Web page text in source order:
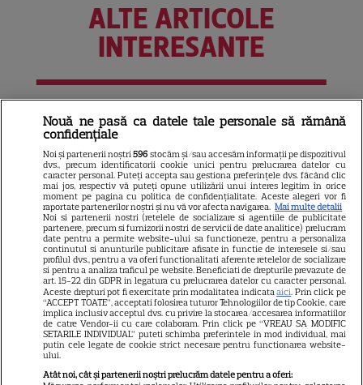
ALTE ARTICOLE
INTERESANTE
16
NETFLIX
Noutăți Netflix în august 2026:
Robert De Niro, „Nosferatu” și
noile sezoane din „Outer
Banks” și „Un veac de
singurătate”
14
VEDETE STRĂINE
Sean Astin din „Stăpânul
Inelelor” a fost nevoit să își
vândă casa din cauza
salariului mic: Câți bani a
primit de fapt
Nouă ne pasă ca datele tale personale să rămână
confidențiale
Noi și partenerii noștri596 stocăm și/sau accesăm informații pe dispozitivul
dvs., precum identificatorii cookie unici pentru prelucrarea datelor cu
caracter personal. Puteți accepta sau gestiona preferințele dvs. făcând clic
mai jos, respectiv vă puteți opune utilizării unui interes legitim în orice
moment pe pagina cu politica de confidențialitate. Aceste alegeri vor fi
raportate partenerilor noștri și nu vă vor afecta navigarea. Mai multe detalii
Noi si partenerii nostri (retelele de socializare si agentiile de publicitate
partenere, precum si furnizorii nostri de servicii de date analitice) prelucram
date pentru a permite website-ului sa functioneze, pentru a personaliza
continutul si anunturile publicitare afisate in functie de interesele si/sau
profilul dvs., pentru a va oferi functionalitati aferente retelelor de socializare
si pentru a analiza traficul pe website. Beneficiati de drepturile prevazute de
art. 15-22 din GDPR in legatura cu prelucrarea datelor cu caracter personal.
Aceste drepturi pot fi exercitate prin modalitatea indicataaici. Prin click pe
“ACCEPT TOATE”, acceptati folosirea tuturor Tehnologiilor de tip Cookie, care
implica inclusiv acceptul dvs. cu privire la stocarea/accesarea informatiilor
de catre Vendor-ii cu care colaboram. Prin click pe “VREAU SA MODIFIC
SETARILE INDIVIDUAL” puteti schimba preferintele in mod individual, mai
putin cele legate de cookie strict necesare pentru functionarea website-
ului.
Atât noi, cât și partenerii noștri prelucrăm datele pentru a oferi: